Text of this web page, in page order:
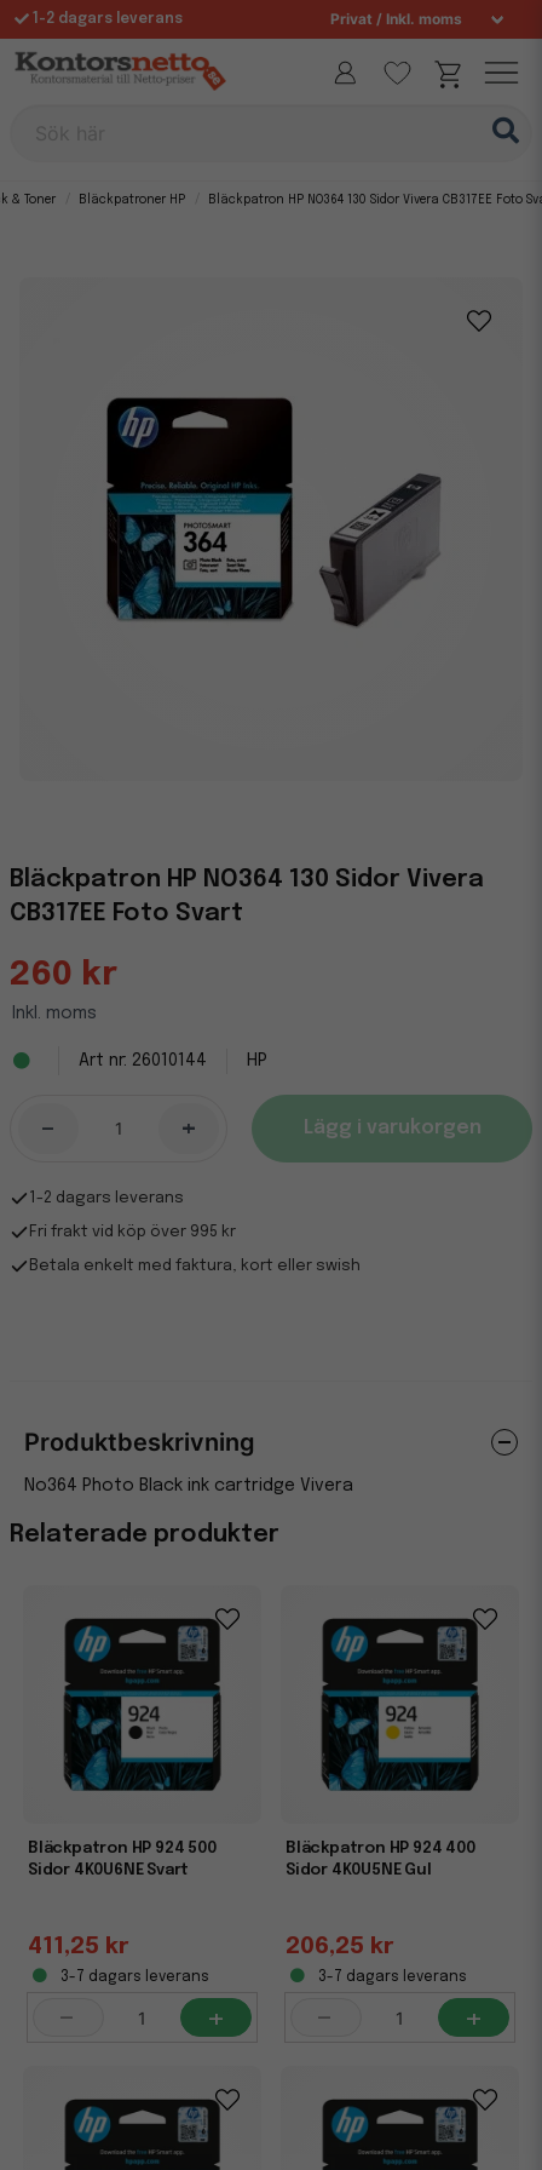
1-2 dagars leverans
Fri frakt över 995 kr
& Toner Bläckpatroner HP Bläckpatron HP NO364 130 Sidor Vivera CB317EE Foto
Bläckpatron HP NO364 130 Sidor Vivera
CB317EE Foto Svart
260 kr
Inkl. moms
26010144 HP
- + Lägg i varukorgen
1-2 dagars leverans
Fri frakt vid köp över 995 kr
Betala enkelt med faktura, kort eller swish
Relaterade produkter
Bläckpatron HP 924 500
Sidor 4K0U6NE Svart
411,25 kr
3-7 dagars leverans
- +
Bläckpatron HP 924 400
Sidor 4K0U5NE Gul
206,25 kr
3-7 dagars leverans
- +
Produktbeskrivning
No364 Photo Black ink cartridge Vivera